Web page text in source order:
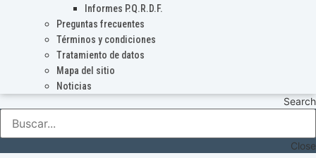
Informes P.Q.R.D.F.
Preguntas frecuentes
Términos y condiciones
Tratamiento de datos
Mapa del sitio
Noticias
Search
Close